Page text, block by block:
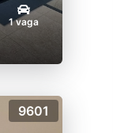
1 vaga
9601